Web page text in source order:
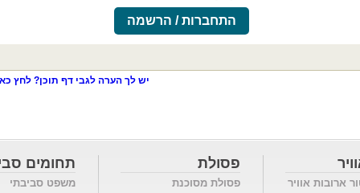
התחברות / הרשמה
יש לך הערה לגבי דף תוכן? לחץ
ארובות אוויר
פסולת
פסולת מסוכנת
תחומים
משפט סביבתי